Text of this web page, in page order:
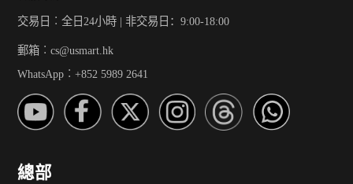
交易日︰全日24小時 | 非交易日：9:00-18:00
郵箱︰cs@usmart.hk
WhatsApp︰+852 5989 2641
總部